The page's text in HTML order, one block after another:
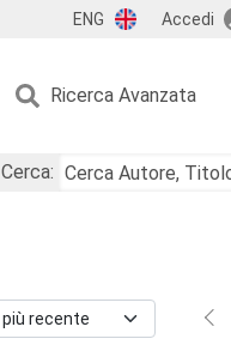
ENG Accedi
Ricerca Avanzata
Cerca: